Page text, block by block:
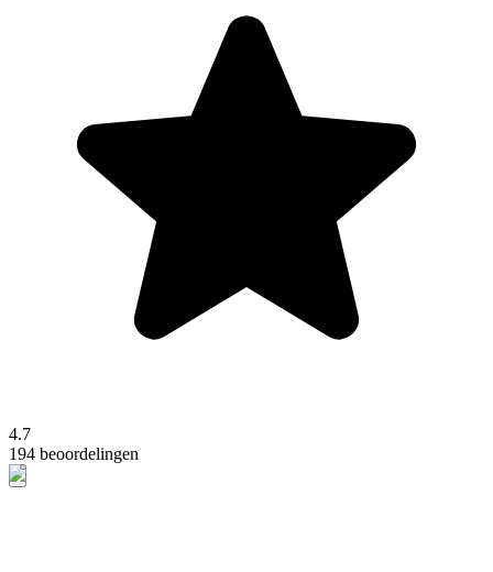
4.7
194 beoordelingen